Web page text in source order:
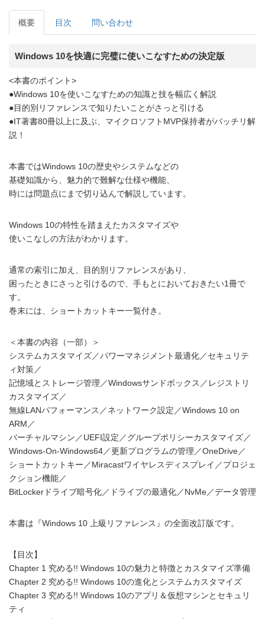
概要 目次 問い合わせ
Windows 10を快適に完璧に使いこなすための決定版
<本書のポイント>
●Windows 10を使いこなすための知識と技を幅広く解説
●目的別リファレンスで知りたいことがさっと引ける
●IT著書80冊以上に及ぶ、マイクロソフトMVP保持者がバッチリ解
説！
本書ではWindows 10の歴史やシステムなどの
基礎知識から、魅力的で難解な仕様や機能、
時には問題点にまで切り込んで解説しています。
Windows 10の特性を踏まえたカスタマイズや
使いこなしの方法がわかります。
通常の索引に加え、目的別リファレンスがあり、
困ったときにさっと引けるので、手もとにおいておきたい1冊で
す。
巻末には、ショートカットキー一覧付き。
＜本書の内容（一部）＞
システムカスタマイズ／パワーマネジメント最適化／セキュリテ
ィ対策／
記憶域とストレージ管理／Windowsサンドボックス／レジストリ
カスタマイズ／
無線LANパフォーマンス／ネットワーク設定／Windows 10 on
ARM／
バーチャルマシン／UEFI設定／グループポリシーカスタマイズ／
Windows-On-Windows64／更新プログラムの管理／OneDrive／
ショートカットキー／Miracastワイヤレスディスプレイ／プロジェ
クション機能／
BitLockerドライブ暗号化／ドライブの最適化／NvMe／データ管理
本書は『Windows 10 上級リファレンス』の全面改訂版です。
【目次】
Chapter 1 究める!! Windows 10の魅力と特徴とカスタマイズ準備
Chapter 2 究める!! Windows 10の進化とシステムカスタマイズ
Chapter 3 究める!! Windows 10のアプリ＆仮想マシンとセキュリ
ティ